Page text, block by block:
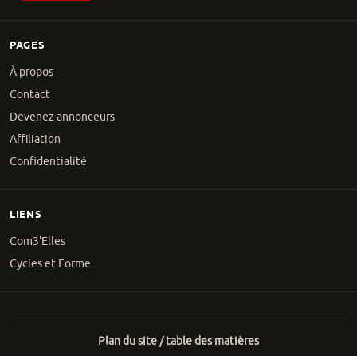
PAGES
À propos
Contact
Devenez annonceurs
Affiliation
Confidentialité
LIENS
Com3'Elles
Cycles et Forme
Plan du site / table des matières